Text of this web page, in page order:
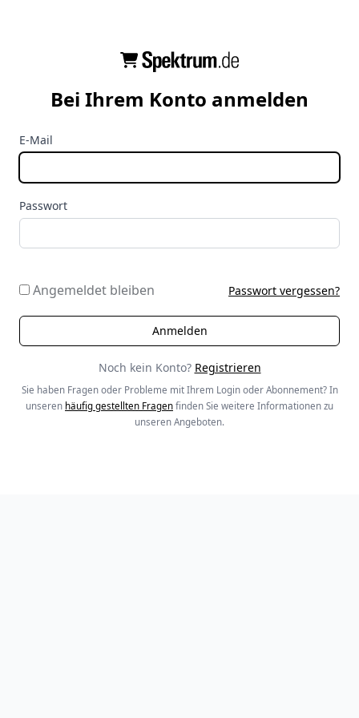
Bei Ihrem Konto anmelden
E-Mail
Passwort
Angemeldet bleiben Passwort vergessen?
Noch kein Konto? Registrieren
Sie haben Fragen oder Probleme mit Ihrem Login oder Abonnement? In
unseren häufig gestellten Fragen finden Sie weitere Informationen zu
unseren Angeboten.